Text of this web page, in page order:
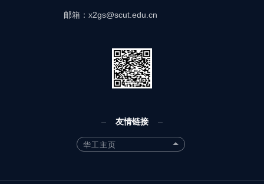
邮箱：x2gs@scut.edu.cn
友情链接
华工主页